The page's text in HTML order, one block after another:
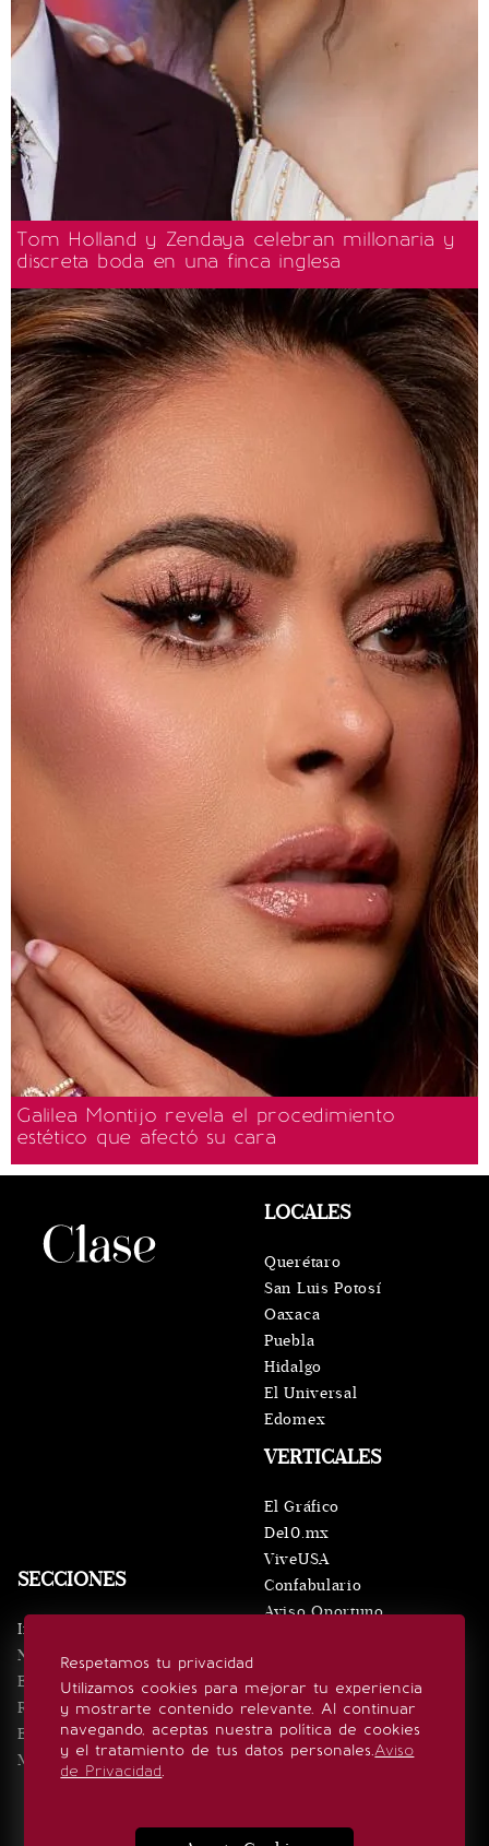
Tom Holland y Zendaya celebran millonaria y
discreta boda en una finca inglesa
Galilea Montijo revela el procedimiento
estético que afectó su cara
Respetamos tu privacidad
Utilizamos cookies para mejorar tu experiencia
y mostrarte contenido relevante. Al continuar
navegando, aceptas nuestra política de cookies
y el tratamiento de tus datos personales.Aviso
de Privacidad.
SECCIONES
Inicio
Noticias
Eventos
Realeza
Estilo de vida
Minuto x Minuto
VERTICALES
El Gráfico
De10.mx
ViveUSA
Confabulario
Aviso Oportuno
LOCALES
Querétaro
San Luis Potosí
Oaxaca
Puebla
Hidalgo
El Universal
Edomex
SÍGUENOS